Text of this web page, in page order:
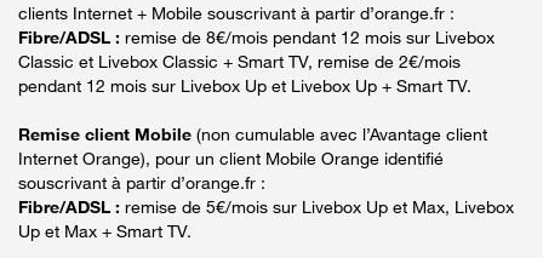
clients Internet + Mobile souscrivant à partir d’orange.fr :
Fibre/ADSL : remise de 8€/mois pendant 12 mois sur Livebox
Classic et Livebox Classic + Smart TV, remise de 2€/mois
pendant 12 mois sur Livebox Up et Livebox Up + Smart TV.
Remise client Mobile (non cumulable avec l’Avantage client
Internet Orange), pour un client Mobile Orange identifié
souscrivant à partir d’orange.fr :
Fibre/ADSL : remise de 5€/mois sur Livebox Up et Max, Livebox
Up et Max + Smart TV.